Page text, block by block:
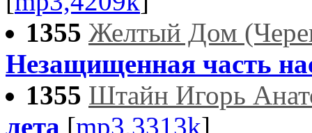
1355 Желтый Дом
Незащищенная часть
1355 Штайн Игорь
лета [mp3,3313k]